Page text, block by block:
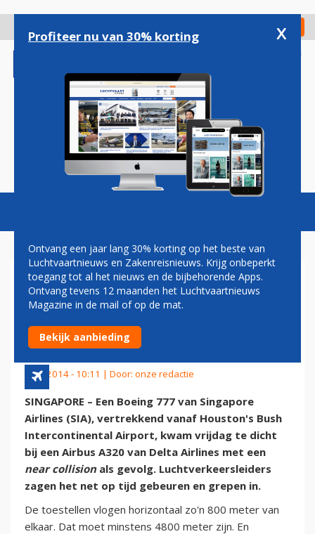
gaan
Check in
Magazine Podcasts Vacatures
SINGAPORE AIRLINES EN
DELTA IN 'NEAR COLLISSION'
BOVEN HOUSTON
6 juli 2014 - 10:11 | Door: onze redactie
SINGAPORE – Een Boeing 777 van Singapore
Airlines (SIA), vertrekkend vanaf Houston's Bush
Intercontinental Airport, kwam vrijdag te dicht
bij een Airbus A320 van Delta Airlines met een
near collisionals gevolg. Luchtverkeersleiders
zagen het net op tijd gebeuren en grepen in.
De toestellen vlogen horizontaal zo'n 800 meter van
elkaar. Dat moet minstens 4800 meter zijn. En
Profiteer nu van 30% korting x
Ontvang een jaar lang 30% korting op het beste van
Luchtvaartnieuws en Zakenreisnieuws. Krijg onbeperkt
toegang tot al het nieuws en de bijbehorende Apps.
Ontvang tevens 12 maanden het Luchtvaartnieuws
Magazine in de mail of op de mat.
Bekijk aanbieding